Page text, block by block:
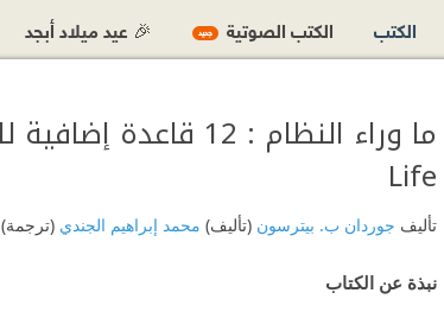
Life
تأليف جوردان ب. بيترسون(تأليف) محمد إبراهيم الجندي(ترجمة)
نبذة عن الكتاب
الكتب الكتب الصوتية جديد 🎉 عيد ميلاد أبجد